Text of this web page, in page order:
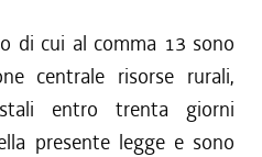
di cui al comma 13 sono
centrale risorse rurali,
entro trenta giorni
presente legge e sono